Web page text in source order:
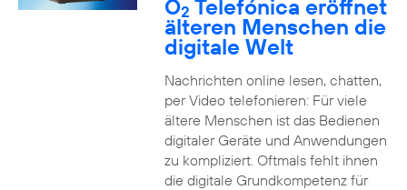
O2 Telefónica eröffnet
älteren Menschen die
digitale Welt
Nachrichten online lesen, chatten,
per Video telefonieren: Für viele
ältere Menschen ist das Bedienen
digitaler Geräte und Anwendungen
zu kompliziert. Oftmals fehlt ihnen
die digitale Grundkompetenz für